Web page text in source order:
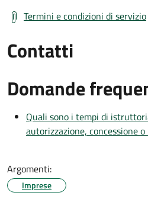
Termini e condizioni di servizio
Contatti
Domande
Quali sono i tempi di
autorizzazione, concessione o
Argomenti:
Imprese